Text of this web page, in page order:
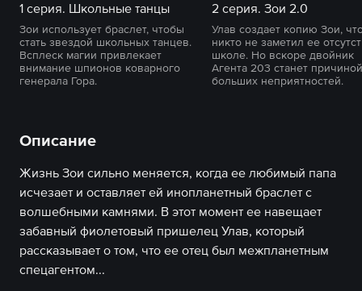
1 серия. Школьные танцы
Зои использует браслет, чтобы
стать звездой школьных танцев.
Всплеск магии привлекает
внимание шпионов коварного
генерала Гора.
2 серия. Зои 2.0
Улав создает копию Зои,
никто не заметил ее
школе. Но вскоре двойник
Агента 203 станет причиной
больших неприятностей.
Описание
Жизнь Зои сильно меняется, когда ее любимый папа
исчезает и оставляет ей инопланетный браслет с
волшебными камнями. В этот момент ее навещает
забавный фиолетовый пришелец Улав, который
рассказывает о том, что ее отец был межпланетным
спецагентом...